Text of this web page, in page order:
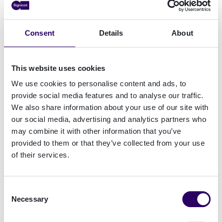
Consent Details About
This website uses cookies
We use cookies to personalise content and ads, to
provide social media features and to analyse our traffic.
We also share information about your use of our site with
our social media, advertising and analytics partners who
may combine it with other information that you’ve
provided to them or that they’ve collected from your use
of their services.
Selection
Necessary
ups, ID-documentauthenticatie en
eID en Wallet Hub, lokale, nationale en
ID Document and Biometric Verification,
documenteer authenticiteit, gezichtsgelijkenis
en liveness check.
Risk and Identity Data Sources, validatie van
persoons-en organisatiegegevens.
Ontdek meer